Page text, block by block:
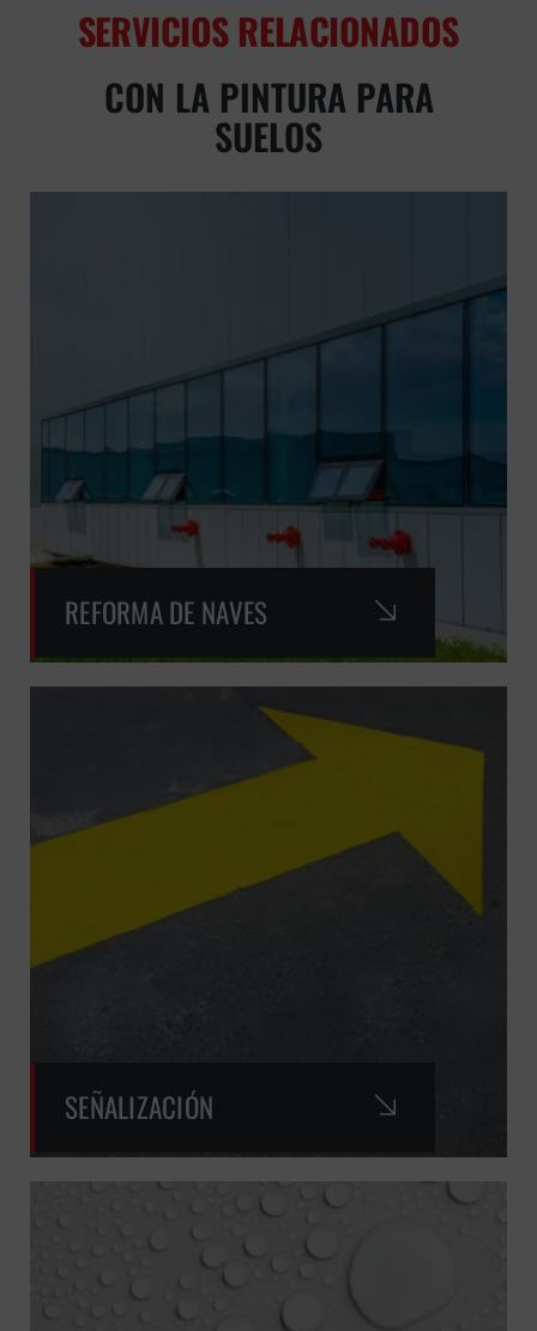
SERVICIOS RELACIONADOS
CON LA PINTURA PARA
SUELOS
REFORMA DE NAVES
SEÑALIZACIÓN